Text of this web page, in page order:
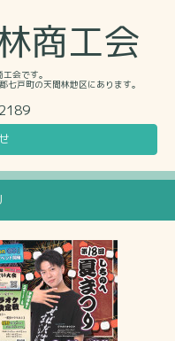
商工会
会です。
七戸町の天間林地区にあります。